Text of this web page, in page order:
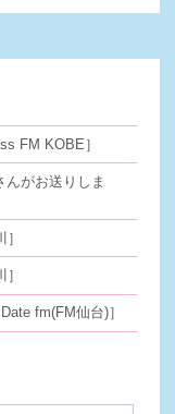
FM KOBE］
がお送りしま
Date fm(FM仙台)］